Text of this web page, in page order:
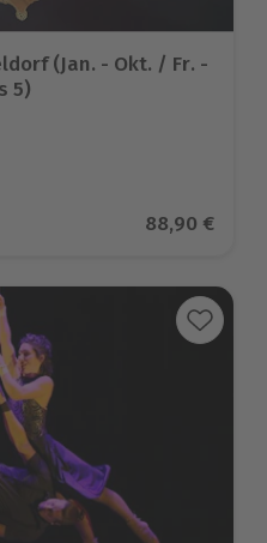
(Jan. - Okt. / Fr. -
5)
auf 53 BewertungenAktueller
88,90 €